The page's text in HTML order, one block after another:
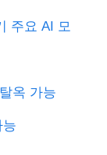
주요 AI 모